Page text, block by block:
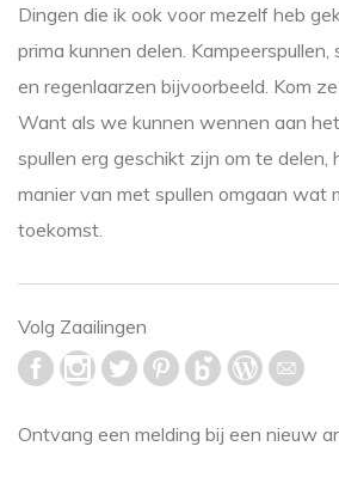
Dingen die ik ook voor mezelf heb
prima kunnen delen. Kampeerspullen,
en regenlaarzen bijvoorbeeld. Kom
Want als we kunnen wennen aan
spullen erg geschikt zijn om te
manier van met spullen omgaan wat
toekomst.
Volg Zaailingen
Ontvang een melding bij een nieuw